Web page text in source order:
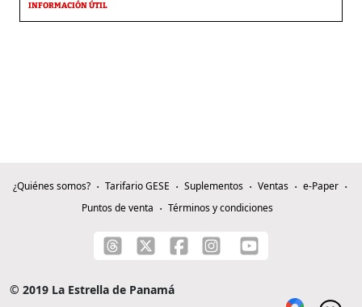
INFORMACIÓN ÚTIL
¿Quiénes somos? Tarifario GESE Suplementos Ventas
e-Paper
Puntos de venta
Términos y condiciones
© 2019 La Estrella de Panamá